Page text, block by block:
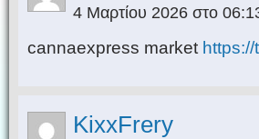
4 Μαρτίου 2026 στο
cannaexpress market
KixxFrery